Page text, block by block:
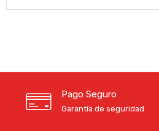
Pago Seguro
Garantía de seguridad